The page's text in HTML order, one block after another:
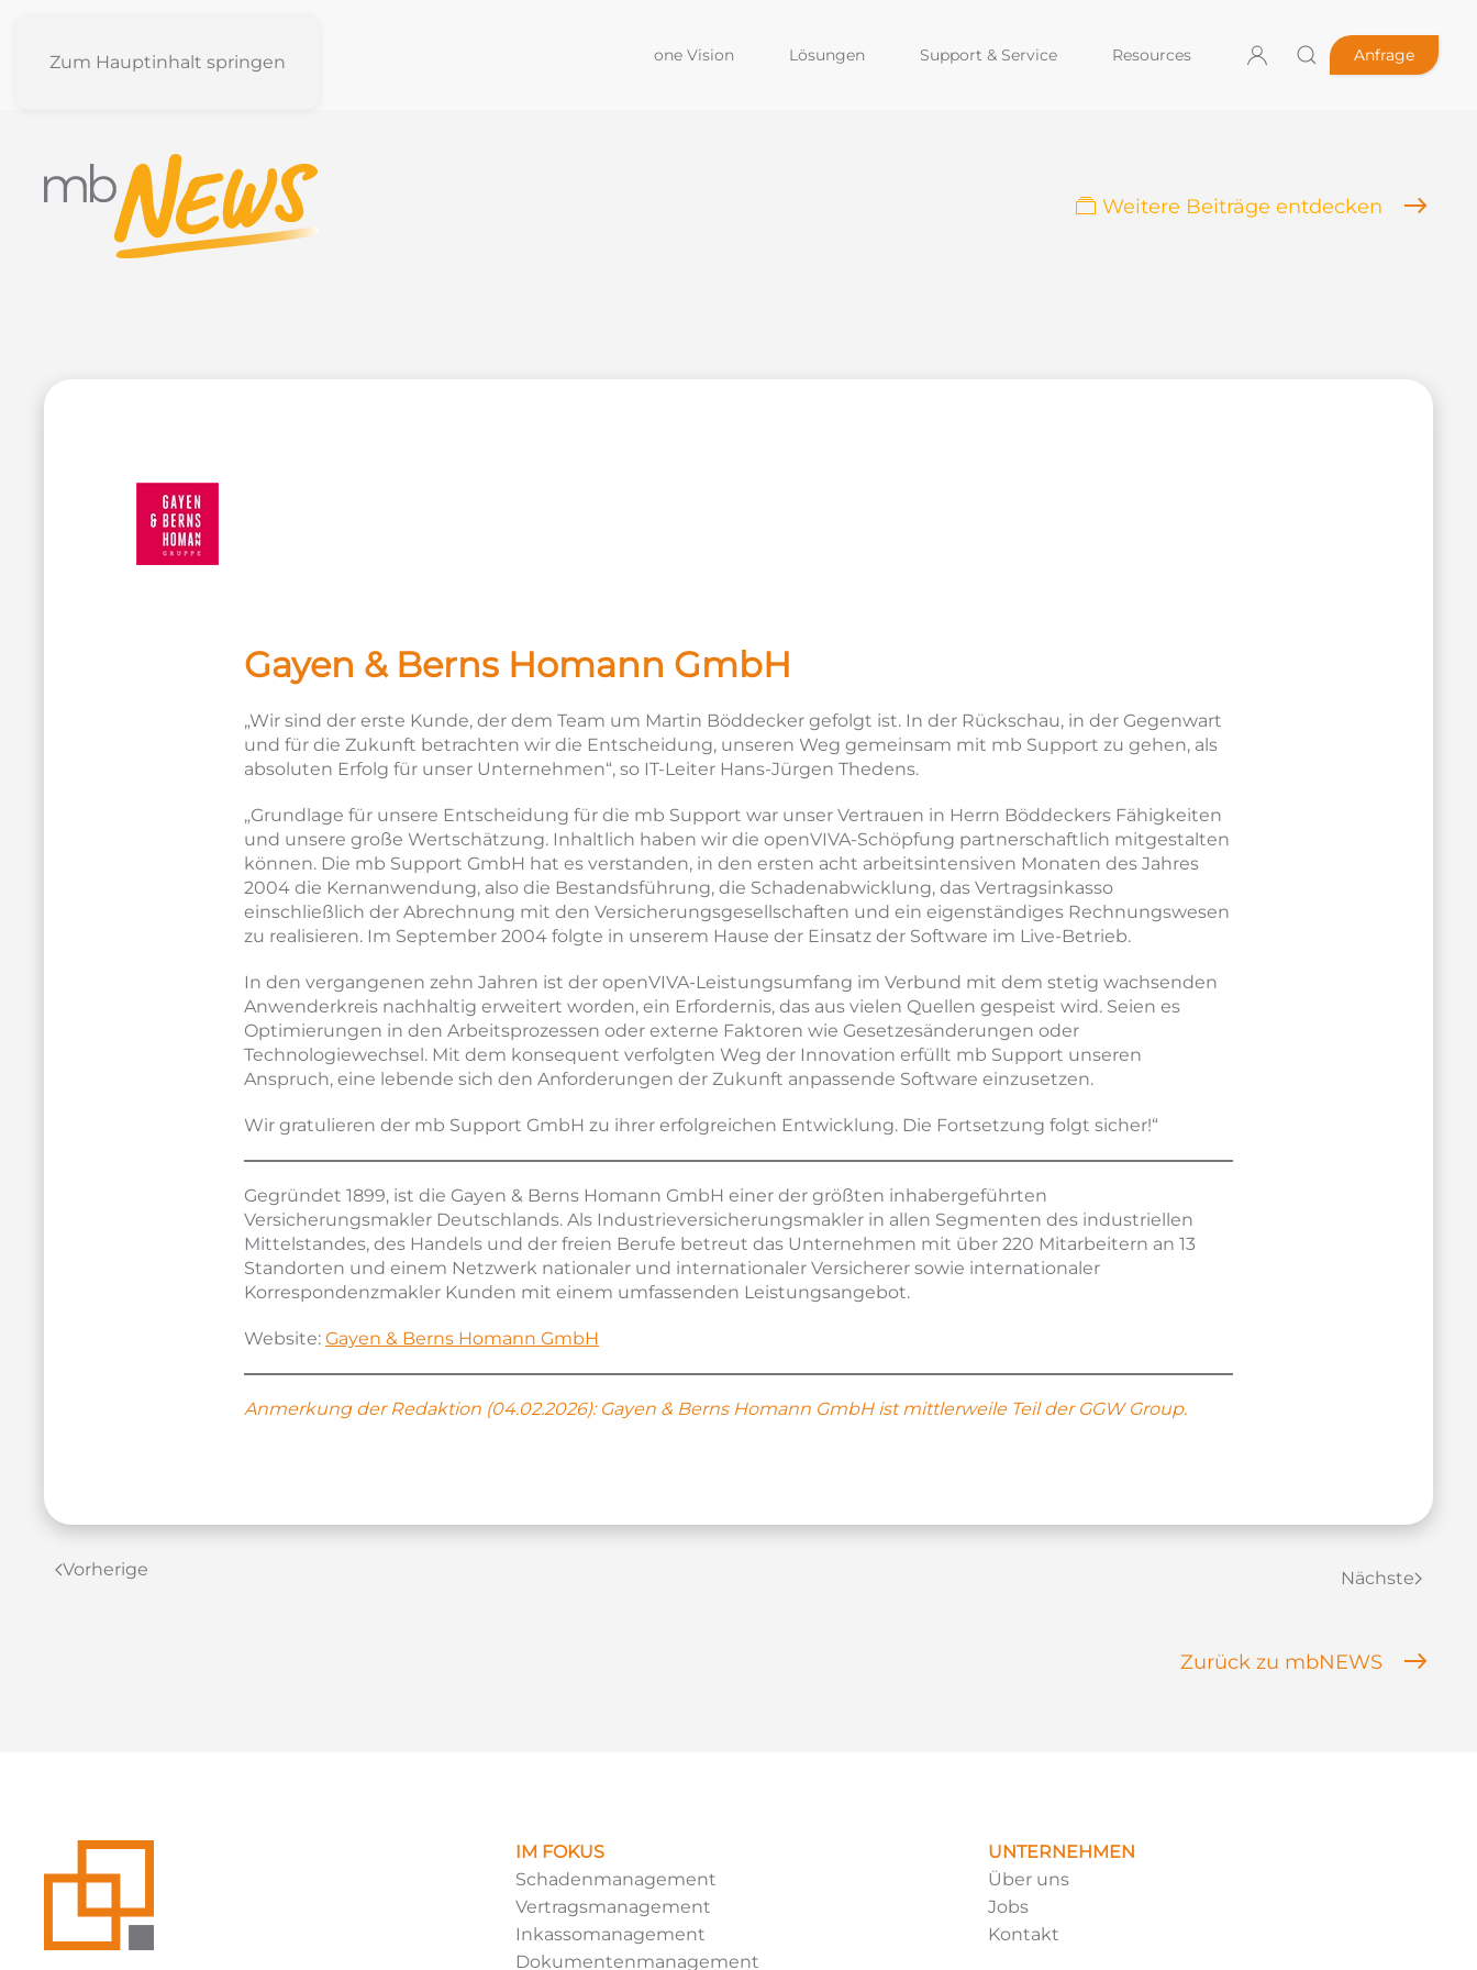
Zum Hauptinhalt springen one Vision Lösungen Support & Service Resources Anfrage
Weitere Beiträge entdecken
Gayen & Berns Homann GmbH
„Wir sind der erste Kunde, der dem Team um Martin Böddecker gefolgt ist. In der Rückschau, in der Gegenwart
und für die Zukunft betrachten wir die Entscheidung, unseren Weg gemeinsam mit mb Support zu gehen, als
absoluten Erfolg für unser Unternehmen“, so IT-Leiter Hans-Jürgen Thedens.
„Grundlage für unsere Entscheidung für die mb Support war unser Vertrauen in Herrn Böddeckers Fähigkeiten
und unsere große Wertschätzung. Inhaltlich haben wir die openVIVA-Schöpfung partnerschaftlich mitgestalten
können. Die mb Support GmbH hat es verstanden, in den ersten acht arbeitsintensiven Monaten des Jahres
2004 die Kernanwendung, also die Bestandsführung, die Schadenabwicklung, das Vertragsinkasso
einschließlich der Abrechnung mit den Versicherungsgesellschaften und ein eigenständiges Rechnungswesen
zu realisieren. Im September 2004 folgte in unserem Hause der Einsatz der Software im Live-Betrieb.
In den vergangenen zehn Jahren ist der openVIVA-Leistungsumfang im Verbund mit dem stetig wachsenden
Anwenderkreis nachhaltig erweitert worden, ein Erfordernis, das aus vielen Quellen gespeist wird. Seien es
Optimierungen in den Arbeitsprozessen oder externe Faktoren wie Gesetzesänderungen oder
Technologiewechsel. Mit dem konsequent verfolgten Weg der Innovation erfüllt mb Support unseren
Anspruch, eine lebende sich den Anforderungen der Zukunft anpassende Software einzusetzen.
Wir gratulieren der mb Support GmbH zu ihrer erfolgreichen Entwicklung. Die Fortsetzung folgt sicher!“
Gegründet 1899, ist die Gayen & Berns Homann GmbH einer der größten inhabergeführten
Versicherungsmakler Deutschlands. Als Industrieversicherungsmakler in allen Segmenten des industriellen
Mittelstandes, des Handels und der freien Berufe betreut das Unternehmen mit über 220 Mitarbeitern an 13
Standorten und einem Netzwerk nationaler und internationaler Versicherer sowie internationaler
Korrespondenzmakler Kunden mit einem umfassenden Leistungsangebot.
Website: Gayen & Berns Homann GmbH
Anmerkung der Redaktion (04.02.2026): Gayen & Berns Homann GmbH ist mittlerweile Teil der GGW Group.
Vorherige Nächste
Zurück zu mbNEWS
IM FOKUS
Schadenmanagement
Vertragsmanagement
Inkassomanagement
Dokumentenmanagement
UNTERNEHMEN
Über uns
Jobs
Kontakt